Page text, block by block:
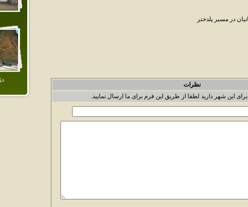
در مسير پلدختر
نظرات
این شهر دارید لطفا از طریق این فرم برای ما ارسال نمایید.